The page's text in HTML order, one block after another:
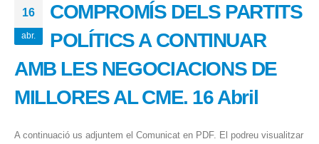
16
abr.
COMPROMÍS DELS PARTITS
POLÍTICS A CONTINUAR
AMB LES NEGOCIACIONS DE
MILLORES AL CME. 16 Abril
A continuació us adjuntem el Comunicat en PDF. El podreu visualitzar